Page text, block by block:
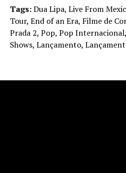
Tags:Dua Lipa, Live From
Tour, End of an Era, Filme de
Prada 2, Pop, Pop
Shows, Lançamento,